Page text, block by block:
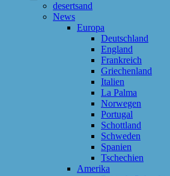
desertsand
News
Europa
Deutschland
England
Frankreich
Griechenland
Italien
La Palma
Norwegen
Portugal
Schottland
Schweden
Spanien
Tschechien
Amerika